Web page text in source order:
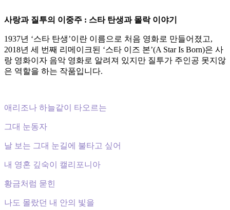
사랑과 질투의 이중주 : 스타 탄생과 몰락 이야기
1937년 ‘스타 탄생’이란 이름으로 처음 영화로 만들어졌고,
2018년 세 번째 리메이크된 ‘스타 이즈 본’(A Star Is Born)은 사
랑 영화이자 음악 영화로 알려져 있지만 질투가 주인공 못지않
은 역할을 하는 작품입니다.
애리조나 하늘같이 타오르는
그대 눈동자
날 보는 그대 눈길에 불타고 싶어
내 영혼 깊숙이 캘리포니아
황금처럼 묻힌
나도 몰랐던 내 안의 빛을